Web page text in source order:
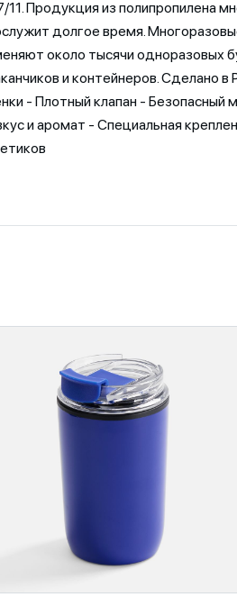
11. Продукция из полипропилена
долгое время.
около тысячи одноразовых
и контейнеров. Сделано в
- Плотный клапан - Безопасный
и аромат - Специальная